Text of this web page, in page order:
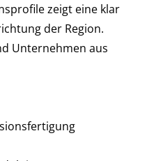
zeigt eine klar
der Region.
Unternehmen aus